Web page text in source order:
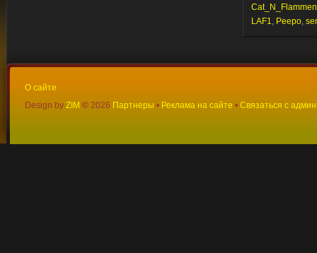
Cat_N_Flammen
LAF1, Peepo,
О сайте
Design by ZIM © 2026 Партнеры • Реклама на сайте • Связаться с